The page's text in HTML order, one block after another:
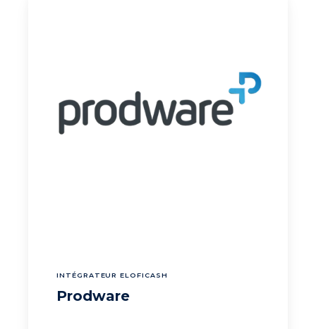
INTÉGRATEUR ELOFICASH
Prodware